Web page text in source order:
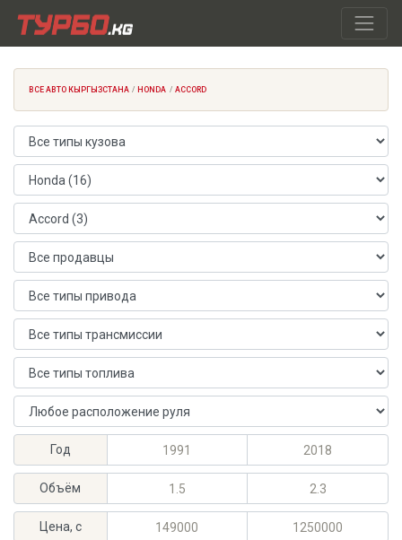
ВСЕ АВТО КЫРГЫЗСТАНА HONDA ACCORD
Тип кузова
Марка автомобиля
Модель автомобиля
Продавец
Тип привода
Тип трансмиссии
Тип топлива
Расположение руля
Год
Максимальный год выпуска
Минимальный год выпуска
Объём
Максимальный объём, л
Минимальный объём, л
Цена, с
Максимальная цена, KGS
Минимальная цена, KGS